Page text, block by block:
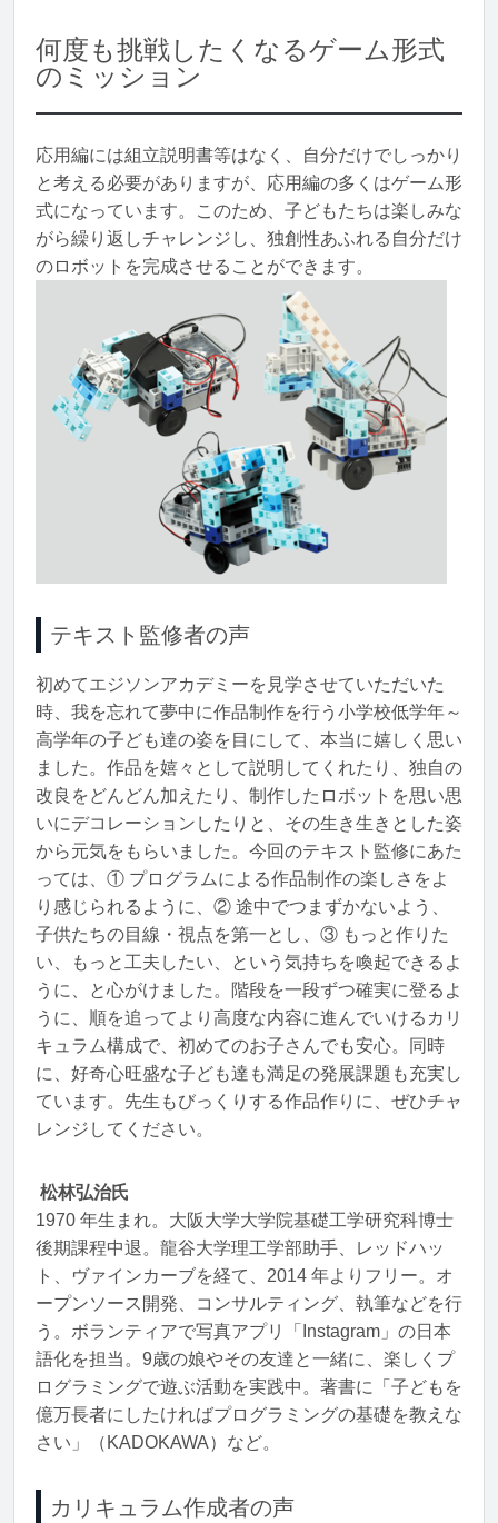
何度も挑戦したくなるゲーム形式
のミッション
応用編には組立説明書等はなく、自分だけでしっかり
と考える必要がありますが、応用編の多くはゲーム形
式になっています。このため、子どもたちは楽しみな
がら繰り返しチャレンジし、独創性あふれる自分だけ
のロボットを完成させることができます。
テキスト監修者の声
初めてエジソンアカデミーを見学させていただいた
時、我を忘れて夢中に作品制作を行う小学校低学年～
高学年の子ども達の姿を目にして、本当に嬉しく思い
ました。作品を嬉々として説明してくれたり、独自の
改良をどんどん加えたり、制作したロボットを思い思
いにデコレーションしたりと、その生き生きとした姿
から元気をもらいました。今回のテキスト監修にあた
っては、① プログラムによる作品制作の楽しさをよ
り感じられるように、② 途中でつまずかないよう、
子供たちの目線・視点を第一とし、③ もっと作りた
い、もっと工夫したい、という気持ちを喚起できるよ
うに、と心がけました。階段を一段ずつ確実に登るよ
うに、順を追ってより高度な内容に進んでいけるカリ
キュラム構成で、初めてのお子さんでも安心。同時
に、好奇心旺盛な子ども達も満足の発展課題も充実し
ています。先生もびっくりする作品作りに、ぜひチャ
レンジしてください。
松林弘治氏
1970 年生まれ。大阪大学大学院基礎工学研究科博士
後期課程中退。龍谷大学理工学部助手、レッドハッ
ト、ヴァインカーブを経て、2014 年よりフリー。オ
ープンソース開発、コンサルティング、執筆などを行
う。ボランティアで写真アプリ「Instagram」の日本
語化を担当。9歳の娘やその友達と一緒に、楽しくプ
ログラミングで遊ぶ活動を実践中。著書に「子どもを
億万長者にしたければプログラミングの基礎を教えな
さい」（KADOKAWA）など。
カリキュラム作成者の声